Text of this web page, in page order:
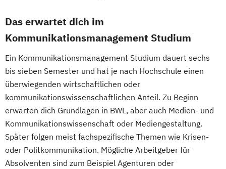
Das erwartet dich im
Kommunikationsmanagement Studium
Ein Kommunikationsmanagement Studium dauert sechs
bis sieben Semester und hat je nach Hochschule einen
überwiegenden wirtschaftlichen oder
kommunikationswissenschaftlichen Anteil. Zu Beginn
erwarten dich Grundlagen in BWL, aber auch Medien- und
Kommunikationswissenschaft oder Mediengestaltung.
Später folgen meist fachspezifische Themen wie Krisen-
oder Politkommunikation. Mögliche Arbeitgeber für
Absolventen sind zum Beispiel Agenturen oder